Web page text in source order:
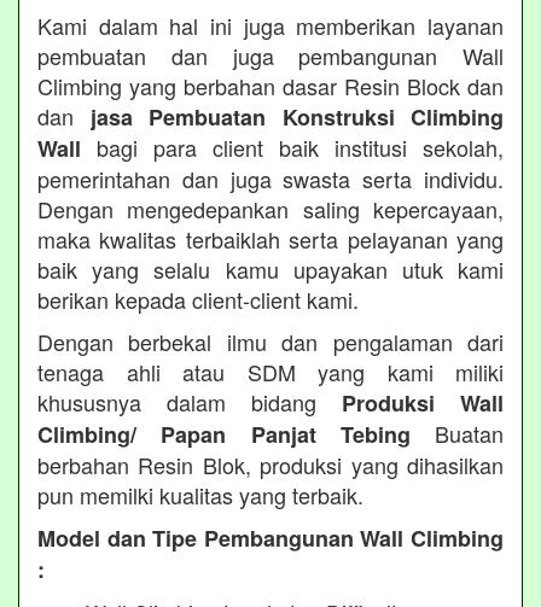
Kami dalam hal ini juga memberikan layanan
pembuatan dan juga pembangunan Wall
Climbing yang berbahan dasar Resin Block dan
dan jasa Pembuatan Konstruksi Climbing
Wall bagi para client baik institusi sekolah,
pemerintahan dan juga swasta serta individu.
Dengan mengedepankan saling kepercayaan,
maka kwalitas terbaiklah serta pelayanan yang
baik yang selalu kamu upayakan utuk kami
berikan kepada client-client kami.
Dengan berbekal ilmu dan pengalaman dari
tenaga ahli atau SDM yang kami miliki
khususnya dalam bidang Produksi Wall
Climbing/ Papan Panjat Tebing Buatan
berbahan Resin Blok, produksi yang dihasilkan
pun memilki kualitas yang terbaik.
Model dan Tipe Pembangunan Wall Climbing
: